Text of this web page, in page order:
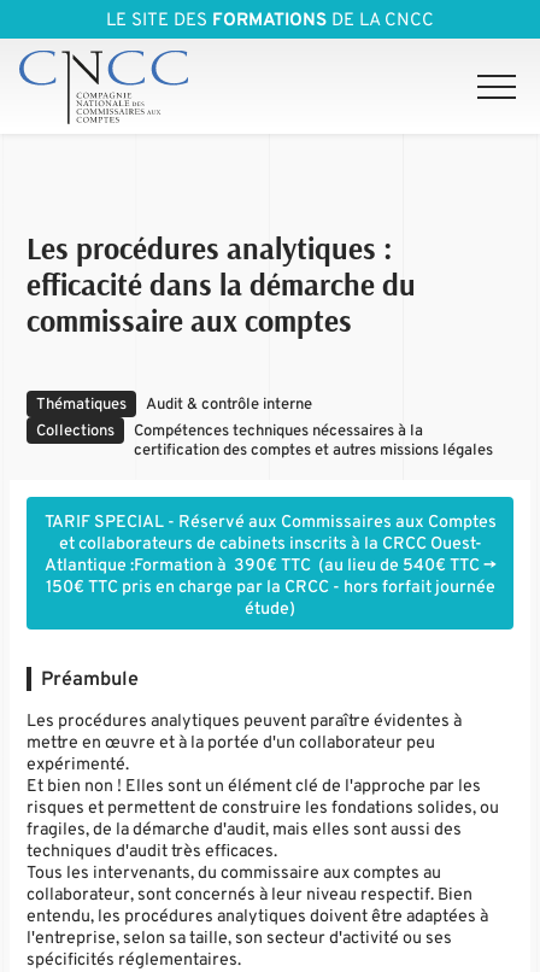
LE SITE DES FORMATIONS DE LA CNCC
Les procédures analytiques :
efficacité dans la démarche du
commissaire aux comptes
Thématiques
Audit & contrôle interne
Collections
Compétences techniques nécessaires à la
certification des comptes et autres missions légales
TARIF SPECIAL - Réservé aux Commissaires aux Comptes
et collaborateurs de cabinets inscrits à la CRCC Ouest-
Atlantique :Formation à 390€ TTC (au lieu de 540€ TTC ->
150€ TTC pris en charge par la CRCC - hors forfait journée
étude)
Préambule
Les procédures analytiques peuvent paraître évidentes à
mettre en œuvre et à la portée d'un collaborateur peu
expérimenté.
Et bien non ! Elles sont un élément clé de l'approche par les
risques et permettent de construire les fondations solides, ou
fragiles, de la démarche d'audit, mais elles sont aussi des
techniques d'audit très efficaces.
Tous les intervenants, du commissaire aux comptes au
collaborateur, sont concernés à leur niveau respectif. Bien
entendu, les procédures analytiques doivent être adaptées à
l'entreprise, selon sa taille, son secteur d'activité ou ses
spécificités réglementaires.